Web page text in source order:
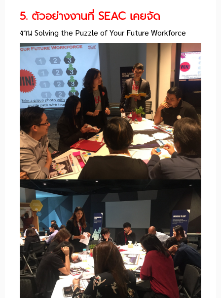
5. ตัวอย่างงานที่ SEAC เคยจัด
งาน Solving the Puzzle of Your Future Workforce